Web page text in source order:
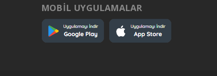
MOBİL UYGULAMALAR